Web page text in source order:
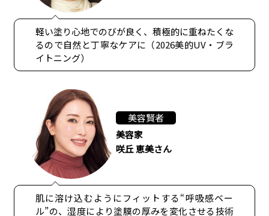
軽い塗り心地でのびが良く、積極的に重ねたくな
るので自然と丁寧なケアに（2026美的UV・ブラ
イトニング）
美容賢者
美容家
咲丘 恵美さん
肌に溶け込むようにフィットする“呼吸感ベー
ル”の、湿度により塗膜の厚みを変化させる技術